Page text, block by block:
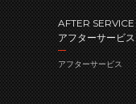
AFTER SERVICE
アフターサービス
アフターサービス